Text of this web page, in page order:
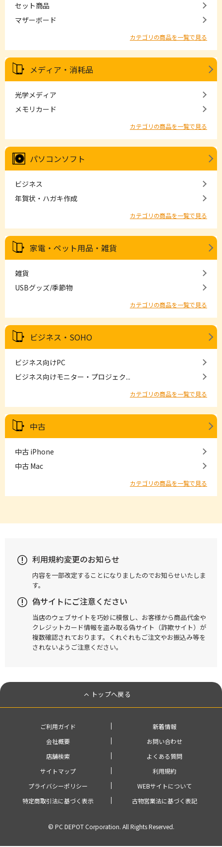
セット商品
マザーボード
カテゴリの商品を一覧で見る
メディア・消耗品
光学メディア
メモリカード
カテゴリの商品を一覧で見る
パソコンソフト
ビジネス
年賀状・ハガキ作成
カテゴリの商品を一覧で見る
家電・ペット用品・雑貨
雑貨
USBグッズ/季節物
カテゴリの商品を一覧で見る
ビジネス・SOHO
ビジネス向けPC
ビジネス向けモニター・プロジェク...
カテゴリの商品を一覧で見る
中古
中古 iPhone
中古 Mac
カテゴリの商品を一覧で見る
利用規約変更のお知らせ
内容を一部改定することになりましたのでお知らせいたしま
す。
偽サイトにご注意ください
当店のウェブサイトを巧妙に模倣し、お客様から商品代金や
クレジットカード情報を盗み取る偽サイト（詐欺サイト）が
複数確認されております。くれぐれもご注文やお振込み等を
されないようご注意ください。
トップへ戻る
ご利用ガイド
新着情報
会社概要
お問い合わせ
店舗検索
よくある質問
サイトマップ
利用規約
プライバシーポリシー
WEBサイトについて
特定商取引法に基づく表示
古物営業法に基づく表記
© PC DEPOT Corporation. All Rights Reserved.